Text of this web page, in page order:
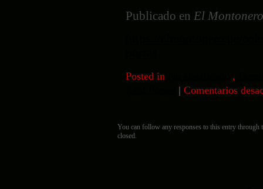
Publicado en El
Posted in ,
| Comentarios
You can follow any responses to this entry through
closed.